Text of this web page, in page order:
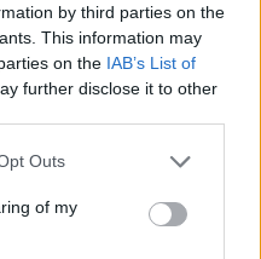
by third parties on the
This information may
on the IAB’s List of
further disclose it to other
Outs
of my